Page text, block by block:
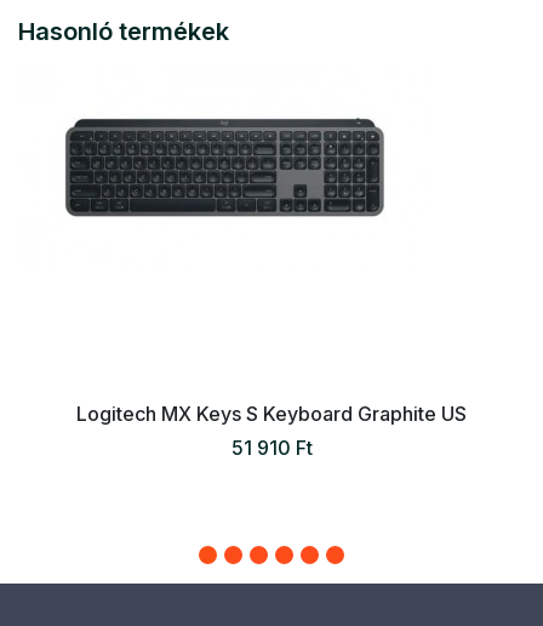
Hasonló termékek
Logitech MX Keys S Keyboard Graphite US
51 910 Ft